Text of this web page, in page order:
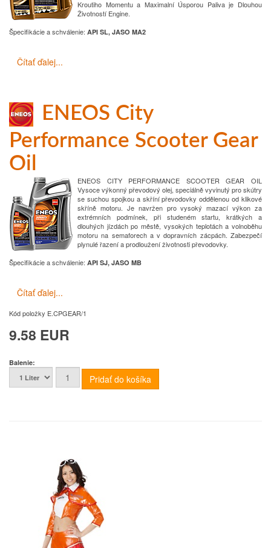
Kroutiho Momentu a Maximalní Úsporou Paliva je Dlouhou
Životností Engine.
Špecifikácie a schválenie: API SL, JASO MA2
Čítať ďalej...
ENEOS City
Performance Scooter Gear
Oil
ENEOS CITY PERFORMANCE SCOOTER GEAR OIL
Vysoce výkonný převodový olej, speciálně vyvinutý pro skútry
se suchou spojkou a skříní převodovky oddělenou od klikové
skříně motoru. Je navržen pro vysoký mazací výkon za
extrémních podmínek, při studeném startu, krátkých a
dlouhých jízdách po městě, vysokých teplotách a volnoběhu
motoru na semaforech a v dopravních zácpách. Zabezpečí
plynulé řazení a prodloužení životnosti převodovky.
Špecifikácie a schválenie: API SJ, JASO MB
Čítať ďalej...
Kód položky E.CPGEAR/1
9.58 EUR
Balenie: